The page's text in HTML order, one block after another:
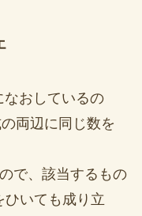
なおしているの
両辺に同じ数を
で、該当するもの
いても成り立